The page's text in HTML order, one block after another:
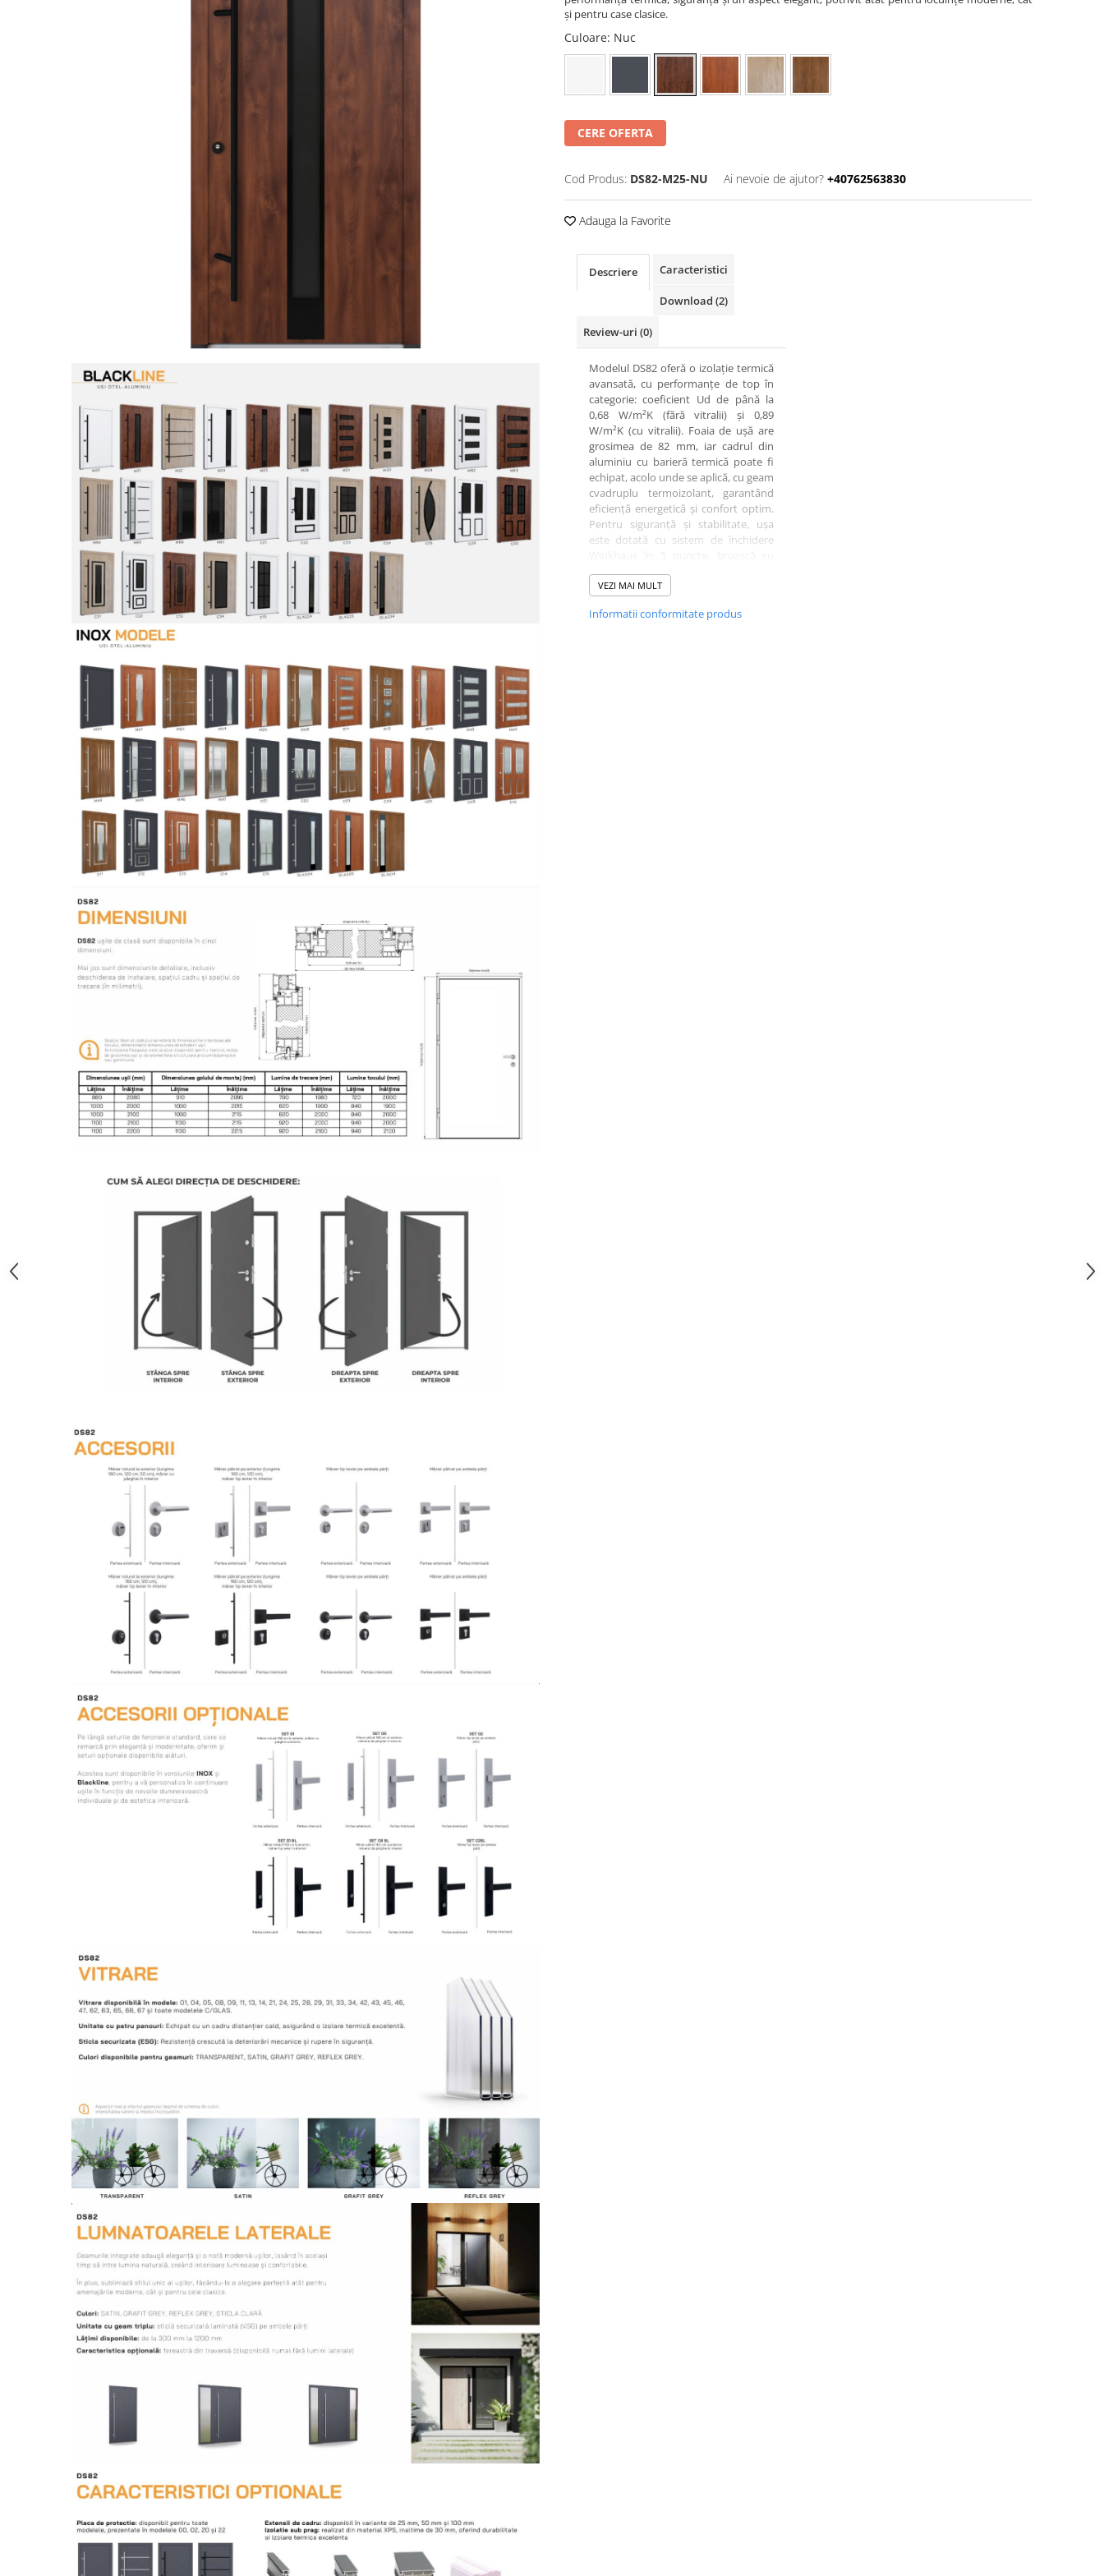
și pentru case clasice.
Culoare: Nuc
CERE OFERTA
Cod Produs: DS82-M25-NU Ai nevoie de ajutor? +40762563830
Adauga la Favorite
Descriere Caracteristici
Download (2)
Review-uri (0)
Modelul DS82 oferă o izolație termică
avansată, cu performanțe de top în
categorie: coeficient Ud de până la
0,68 W/m²K (fără vitralii) și 0,89
W/m²K (cu vitralii). Foaia de ușă are
grosimea de 82 mm, iar cadrul din
aluminiu cu barieră termică poate fi
echipat, acolo unde se aplică, cu geam
cvadruplu termoizolant, garantând
eficiență energetică și confort optim.
Pentru siguranță și stabilitate, ușa
este dotată cu sistem de închidere
cilindru și 5 chei, funcție antiefracție și
antipanică, rozete cu protecție anti-
reglabile 3D. Designul poate fi
VEZI MAI MULT
Informatii conformitate produs